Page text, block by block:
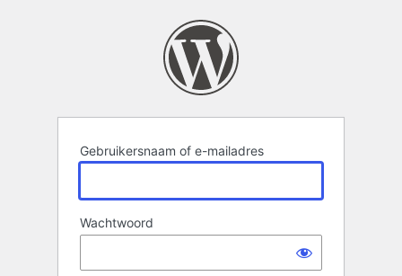
Gebruikersnaam of e-mailadres
Wachtwoord